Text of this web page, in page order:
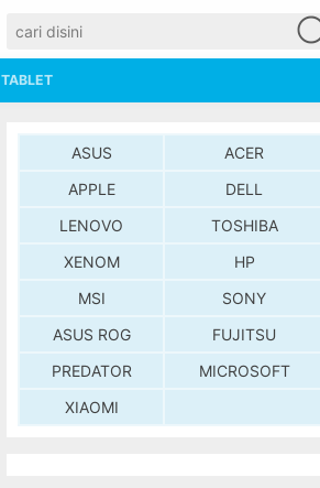
TABLET
ASUS
ACER
APPLE
DELL
LENOVO
TOSHIBA
XENOM
HP
MSI
SONY
ASUS ROG
FUJITSU
PREDATOR
MICROSOFT
XIAOMI